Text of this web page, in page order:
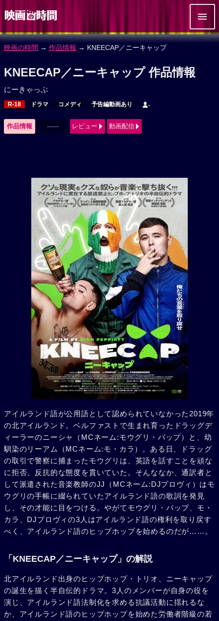
映画の時間 → 作品情報 → KNEECAP／ニーキャップ
KNEECAP／ニーキャップ 作品情報
にーきゃっぷ
R-18 ドラマ コメディ 予告編動画あり -
作品情報 ------ レビュー 動画配信
アイルランド語が公用語として認められていなかった2019年
の北アイルランド。ベルファストで生まれ育ったドラッグデ
ィーラーのニーシャ（MCネーム:モウグリ・バップ）と、幼
馴染のリーアム（MCネーム:モ・カラ）。ある日、ドラッグ
の取引で警察に捕まったモウグリは、英語を話すことを頑な
に拒否、反抗的な態度を貫いていた。そんななか、通訳者と
して派遣された音楽教師のJJ（MCネーム:DJプロヴィ）はモ
ウグリの手帳に綴られていたアイルランド語の歌詞を発見
し、その才能に目をつける。やがてモウグリ・バップ、モ・
カラ、DJプロヴィの3人はアイルランド語の権利を取り戻す
べく、アイルランド語のヒップホップを始めるのだが……。
「KNEECAP／ニーキャップ」の解説
北アイルランド出身のヒップホップ・トリオ、ニーキャップ
の誕生を描く半自伝的ドラマ。3人のメンバーが自身の役を
演じ、アイルランド語法制化を求める抗議活動に揺れるな
か、アイルランド語のヒップホップを始めた労働者階級の若